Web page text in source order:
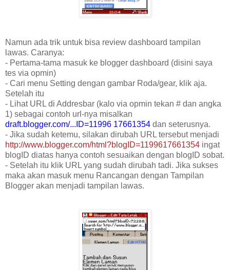
Namun ada trik untuk bisa review dashboard tampilan
lawas. Caranya:
- Pertama-tama masuk ke blogger dashboard (disini saya
tes via opmin)
- Cari menu Setting dengan gambar Roda/gear, klik aja.
Setelah itu
- Lihat URL di Addresbar (kalo via opmin tekan # dan angka
1) sebagai contoh url-nya misalkan
draft.blogger.com/...ID=11996 17661354 dan seterusnya.
- Jika sudah ketemu, silakan dirubah URL tersebut menjadi
http://www.blogger.com/html?blogID=1199617661354 ingat
blogID diatas hanya contoh sesuaikan dengan blogID sobat.
- Setelah itu klik URL yang sudah dirubah tadi. Jika sukses
maka akan masuk menu Rancangan dengan Tampilan
Blogger akan menjadi tampilan lawas.